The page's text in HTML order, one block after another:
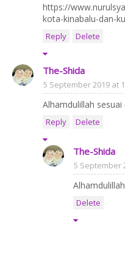
https://
kota-kinabalu-dan-
Reply Delete
The-Shida
5 September 2019 at
Alhamdulillah sesuai
Reply Delete
The-Shida
5 September
Delete